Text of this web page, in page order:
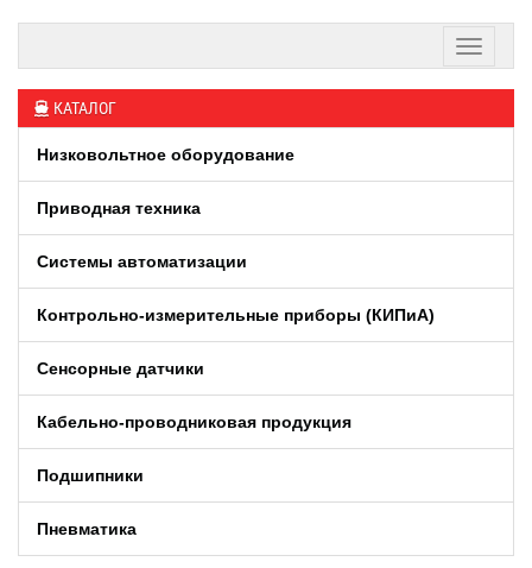
КАТАЛОГ
Низковольтное оборудование
Приводная техника
Системы автоматизации
Контрольно-измерительные приборы (КИПиA)
Сенсорные датчики
Кабельно-проводниковая продукция
Подшипники
Пневматика